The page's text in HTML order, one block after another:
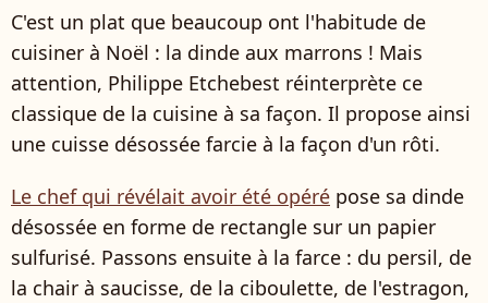
C'est un plat que beaucoup ont l'habitude de
cuisiner à Noël : la dinde aux marrons ! Mais
attention, Philippe Etchebest réinterprète ce
classique de la cuisine à sa façon. Il propose ainsi
une cuisse désossée farcie à la façon d'un rôti.
Le chef qui révélait avoir été opéré pose sa dinde
désossée en forme de rectangle sur un papier
sulfurisé. Passons ensuite à la farce : du persil, de
la chair à saucisse, de la ciboulette, de l'estragon,